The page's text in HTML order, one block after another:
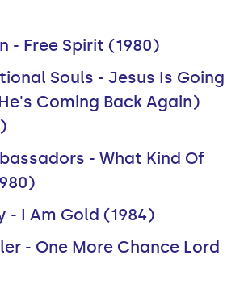
- Free Spirit (1980)
Souls - Jesus Is Going
Coming Back Again)
- What Kind Of
- I Am Gold (1984)
- One More Chance Lord